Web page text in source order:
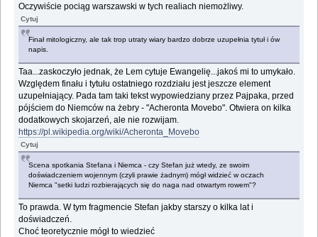
Oczywiście pociąg warszawski w tych realiach niemożliwy.
Cytuj
Finał mitologiczny, ale tak trop utraty wiary bardzo dobrze uzupełnia tytuł i ów
napis.
Taa...zaskoczyło jednak, że Lem cytuje Ewangelię...jakoś mi to umykało.
Względem finału i tytułu ostatniego rozdziału jest jeszcze element
uzupełniający. Pada tam taki tekst wypowiedziany przez Pajpaka, przed
pójściem do Niemców na żebry - "Acheronta Movebo". Otwiera on kilka
dodatkowych skojarzeń, ale nie rozwijam.
https://pl.wikipedia.org/wiki/Acheronta_Movebo
Cytuj
Scena spotkania Stefana i Niemca - czy Stefan już wtedy, ze swoim
doświadczeniem wojennym (czyli prawie żadnym) mógł widzieć w oczach
Niemca "setki ludzi rozbierających się do naga nad otwartym rowem"?
To prawda. W tym fragmencie Stefan jakby starszy o kilka lat i
doświadczeń.
Choć teoretycznie mógł to wiedzieć